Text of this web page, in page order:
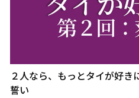
ブリーラム
シーサケート
北イサーン
２人なら、もっとタイが好き
誓い